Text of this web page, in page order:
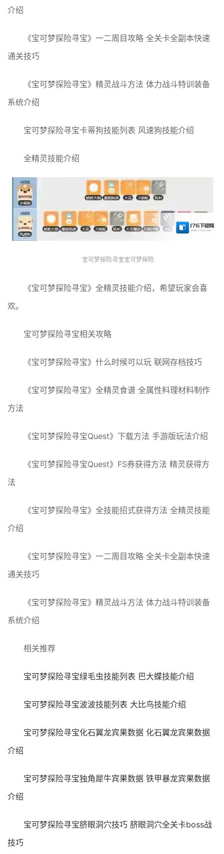
介绍
《宝可梦探险寻宝》一二周目攻略 全关卡全副本快速
通关技巧
《宝可梦探险寻宝》精灵战斗方法 体力战斗特训装备
系统介绍
宝可梦探险寻宝卡蒂狗技能列表 风速狗技能介绍
全精灵技能介绍
宝可梦探险寻宝宝可梦探险
《宝可梦探险寻宝》全精灵技能介绍，希望玩家会喜
欢。
宝可梦探险寻宝相关攻略
《宝可梦探险寻宝》什么时候可以玩 联网存档技巧
《宝可梦探险寻宝》全精灵食谱 全属性料理材料制作
方法
《宝可梦探险寻宝Quest》下载方法 手游版玩法介绍
《宝可梦探险寻宝Quest》FS券获得方法 精灵获得方
法
《宝可梦探险寻宝》全技能招式获得方法 全精灵技能
介绍
《宝可梦探险寻宝》一二周目攻略 全关卡全副本快速
通关技巧
《宝可梦探险寻宝》精灵战斗方法 体力战斗特训装备
系统介绍
相关推荐
宝可梦探险寻宝绿毛虫技能列表 巴大蝶技能介绍
宝可梦探险寻宝波波技能列表 大比鸟技能介绍
宝可梦探险寻宝化石翼龙宾果数据 化石翼龙宾果数据
介绍
宝可梦探险寻宝独角犀牛宾果数据 铁甲暴龙宾果数据
介绍
宝可梦探险寻宝脐眼洞穴技巧 脐眼洞穴全关卡boss战
技巧